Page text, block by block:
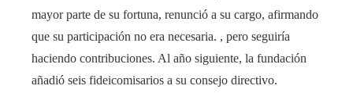
mayor parte de su fortuna, renunció a su cargo, afirmando
que su participación no era necesaria. , pero seguiría
haciendo contribuciones. Al año siguiente, la fundación
añadió seis fideicomisarios a su consejo directivo.